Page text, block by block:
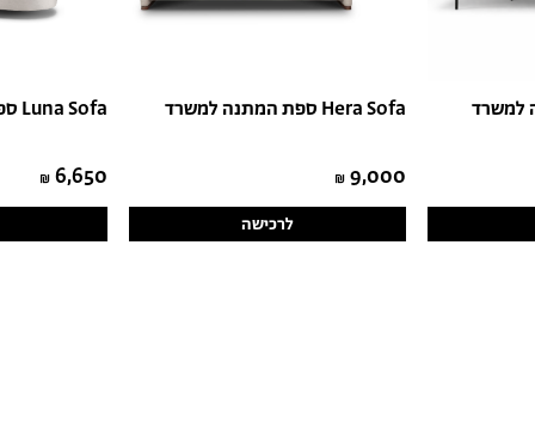
ספת המתנה למשרד Luna Sofa
6,650
ספת המתנה למשרד Hera Sofa
9,000
לרכישה